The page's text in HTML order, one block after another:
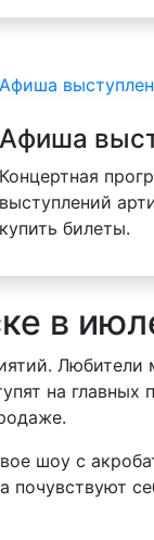
Афиша
Концертная
выступлений
купить билеты.
в
на
шоу с
почувствуют